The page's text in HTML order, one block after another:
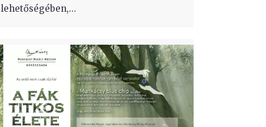
lehetőségében,…